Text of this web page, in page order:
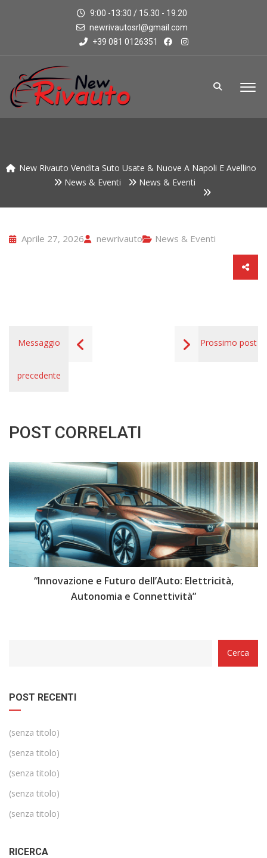
9:00 -13:30 / 15.30 - 19.20
newrivautosrl@gmail.com
+39 081 0126351
New Rivauto Vendita Suto Usate & Nuove A Napoli E Avellino
News & Eventi
News & Eventi
Aprile 27, 2026 newrivauto News & Eventi
Messaggio
precedente
Prossimo post
POST CORRELATI
“Innovazione e Futuro dell’Auto: Elettricità,
Autonomia e Connettività”
Cerca
POST RECENTI
(senza titolo)
(senza titolo)
(senza titolo)
(senza titolo)
(senza titolo)
RICERCA